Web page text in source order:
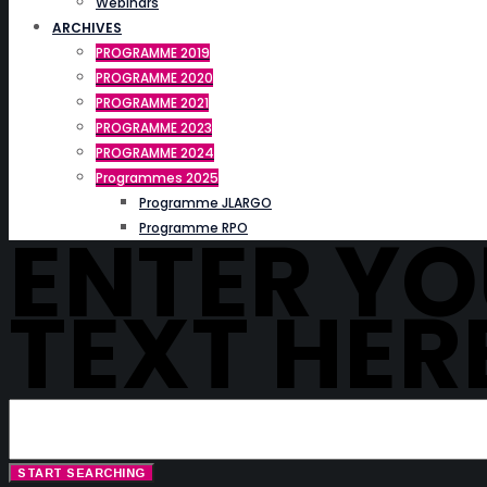
ARCHIVES
PROGRAMME 2019
PROGRAMME 2020
PROGRAMME 2021
PROGRAMME 2023
PROGRAMME 2024
Programmes 2025
Programme JLARGO
Programme RPO
ENTER
TEXT